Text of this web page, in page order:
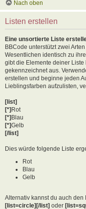
Nach oben
Listen erstellen
Eine unsortierte Liste
BBCode unterstützt zwei
Wesentlichen identisch zu
gibt die Elemente deiner
gekennzeichnet aus.
erstellen und beginne jeden
Lieblingsfarben aufzulisten,
[list]
[*] Rot
[*] Blau
[*]Gelb
[/list]
Dies würde folgende Liste
Rot
Blau
Gelb
Alternativ kannst du auch
[list=circle][/list] oder